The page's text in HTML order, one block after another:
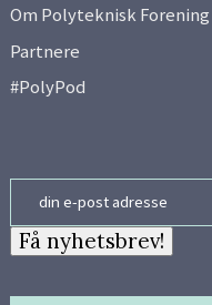
Side 13
Om Polyteknisk Forening
Partnere
#PolyPod
Få nyhetsbrev!